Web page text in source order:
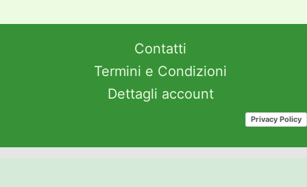
Contatti
Termini e Condizioni
Dettagli account
Privacy Policy